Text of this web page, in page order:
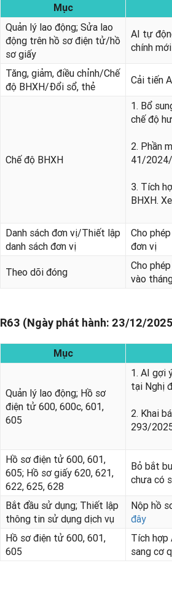
Mục
Quản lý lao động; Sửa lao
động trên hồ sơ điện tử/hồ
sơ giấy
AI tự
chính
Tăng, giảm, điều chỉnh/Chế
độ BHXH/Đổi sổ, thẻ
Cải tiến
Chế độ BHXH
1. Bổ
chế độ
2. Phần
41/
3. Tích
BHXH.
Danh sách đơn vị/Thiết lập
danh sách đơn vị
Cho
đơn vị
Theo dõi đóng
Cho
vào
R63 (Ngày phát hành: 23/12/
Mục
Quản lý lao động; Hồ sơ
điện tử 600, 600c, 601,
605
1. AI gợi
tại Nghị
2. Khai
293/
Hồ sơ điện tử 600, 601,
605; Hồ sơ giấy 620, 621,
622, 625, 628
Bỏ bắt
chưa có
Bắt đầu sử dụng; Thiết lập
thông tin sử dụng dịch vụ
Nộp hồ
đây
Hồ sơ điện tử 600, 601,
605
Tích hợp
sang cơ